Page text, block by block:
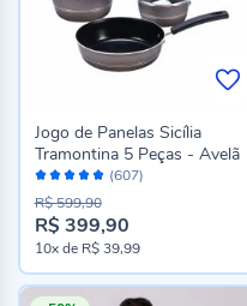
Avaliação:
98%
(607)
Jogo de Panelas Sicília
Tramontina 5 Peças - Avelã
Preço
especial
R$ 399,90
R$ 599,90
10xde R$ 39,99